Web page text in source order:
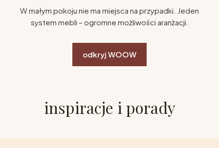
W małym pokoju nie ma miejsca na przypadki. Jeden
system mebli – ogromne możliwości aranżacji.
odkryj WOOW
inspiracje i porady